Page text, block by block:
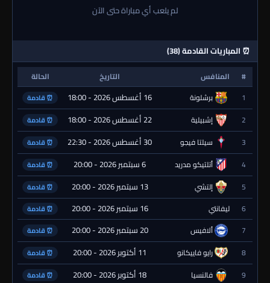
لم يلعب أي مباراة حتى الآن
⏰ المباريات القادمة (38)
# المنافس التاريخ
الحالة
1
برشلونة 16 أغسطس 2026 - 18:00 ⏰ قادمة
2 إشبيلية 22 أغسطس 2026 - 18:00 ⏰ قادمة
3 سيلتا فيجو 30 أغسطس 2026 - 22:30 ⏰ قادمة
4 أتلتيكو مدريد 6 سبتمبر 2026 - 20:00 ⏰ قادمة
5 إلتشي 13 سبتمبر 2026 - 20:00 ⏰ قادمة
6 ليفانتي 16 سبتمبر 2026 - 20:00 ⏰ قادمة
7 ألافيس 20 سبتمبر 2026 - 20:00 ⏰ قادمة
8 رايو فاييكانو 11 أكتوبر 2026 - 20:00 ⏰ قادمة
9 فالنسيا 18 أكتوبر 2026 - 20:00 ⏰ قادمة